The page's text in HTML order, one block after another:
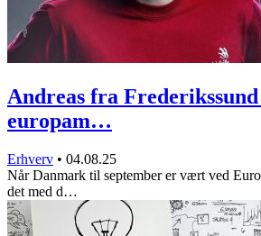
Andreas fra
europam…
Erhverv • 04.08.25
Når Danmark til september er vært ved
det med d…